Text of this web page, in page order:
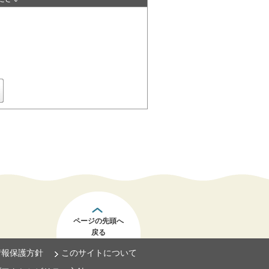
ページの先頭へ
戻る
保護方針
このサイトについて